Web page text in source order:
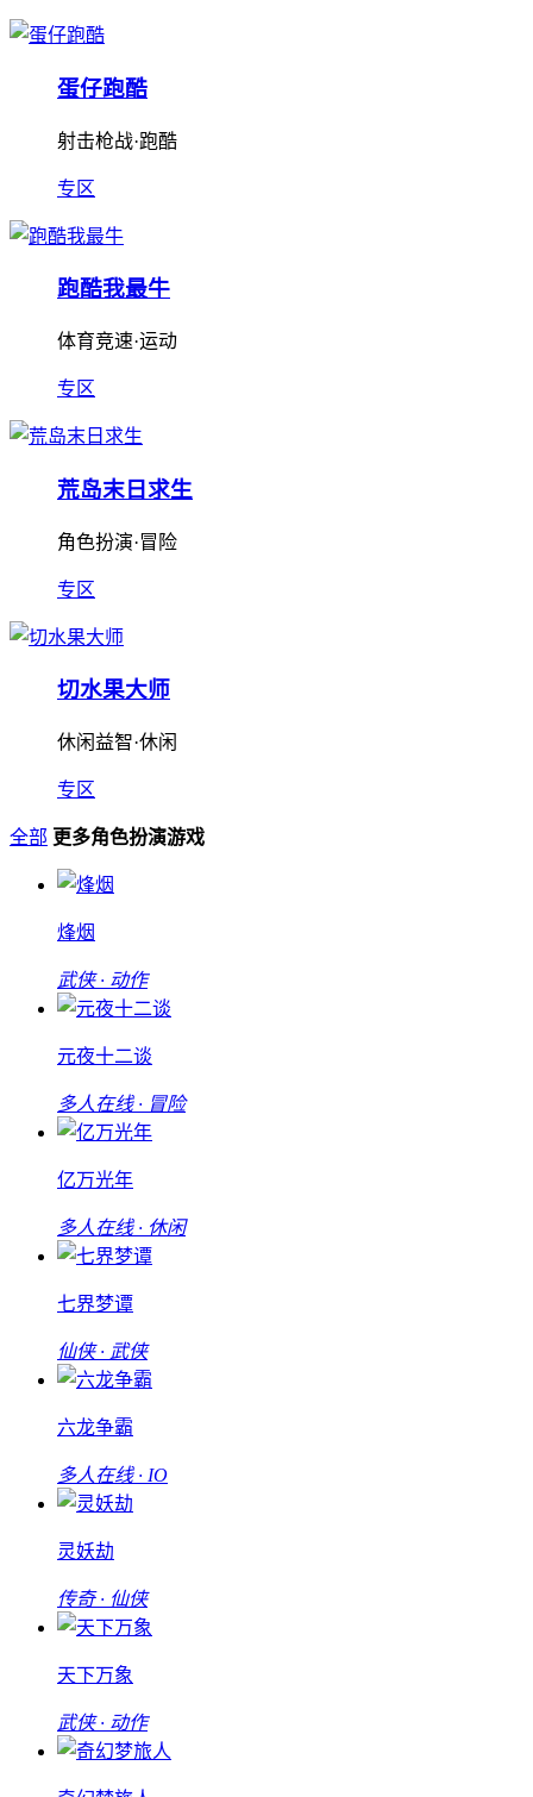
蛋仔跑酷
射击枪战·跑酷
专区
跑酷我最牛
体育竞速·运动
专区
荒岛末日求生
角色扮演·冒险
专区
切水果大师
休闲益智·休闲
专区
全部 更多角色扮演游戏
烽烟
武侠 · 动作
元夜十二谈
多人在线 · 冒险
亿万光年
多人在线 · 休闲
七界梦谭
仙侠 · 武侠
六龙争霸
多人在线 · IO
灵妖劫
传奇 · 仙侠
天下万象
武侠 · 动作